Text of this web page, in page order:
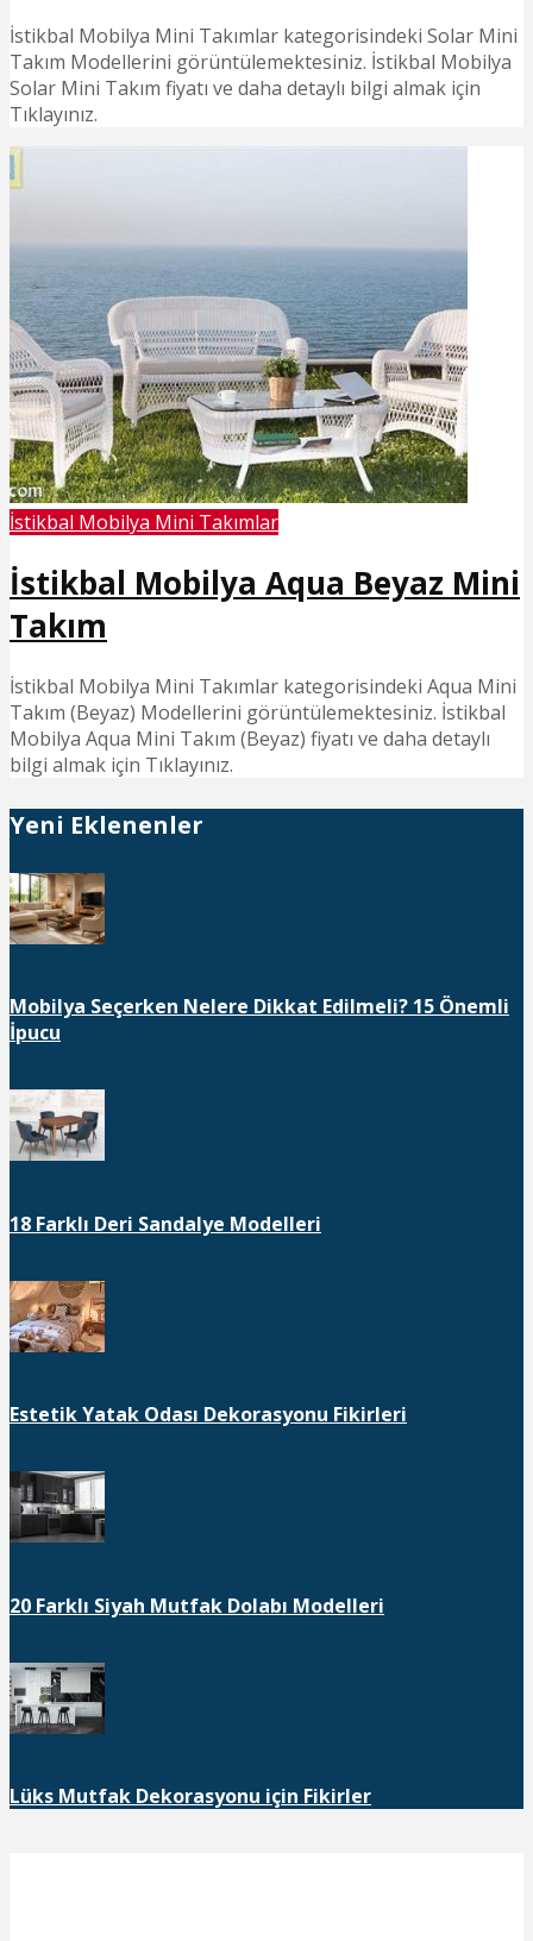
İstikbal Mobilya Mini Takımlar kategorisindeki Solar Mini
Takım Modellerini görüntülemektesiniz. İstikbal Mobilya
Solar Mini Takım fiyatı ve daha detaylı bilgi almak için
Tıklayınız.
İstikbal Mobilya Mini Takımlar
İstikbal Mobilya Aqua Beyaz Mini
Takım
İstikbal Mobilya Mini Takımlar kategorisindeki Aqua Mini
Takım (Beyaz) Modellerini görüntülemektesiniz. İstikbal
Mobilya Aqua Mini Takım (Beyaz) fiyatı ve daha detaylı
bilgi almak için Tıklayınız.
Yeni Eklenenler
Mobilya Seçerken Nelere Dikkat Edilmeli? 15 Önemli
İpucu
18 Farklı Deri Sandalye Modelleri
Estetik Yatak Odası Dekorasyonu Fikirleri
20 Farklı Siyah Mutfak Dolabı Modelleri
Lüks Mutfak Dekorasyonu için Fikirler